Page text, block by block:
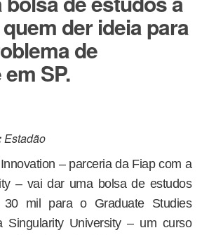
der ideia para
de
SP.
Estadão
– parceria da Fiap com a
– vai dar uma bolsa de estudos
mil para o Graduate Studies
Singularity University – um curso